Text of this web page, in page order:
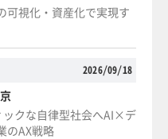
可視化・資産化で実現す
2026/09/18
ックな自律型社会へAI×デ
のAX戦略